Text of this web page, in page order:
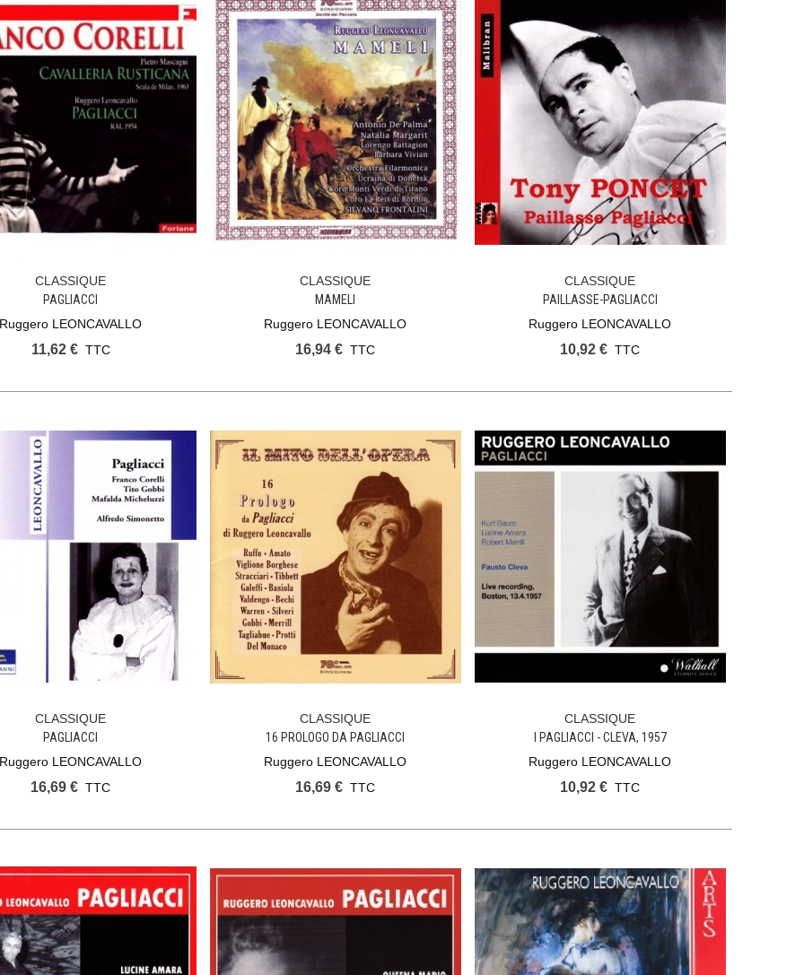
Ajouter Au Panier
CLASSIQUE
PAGLIACCI
Ruggero LEONCAVALLO
11,62 € TTC
Ajouter Au Panier
CLASSIQUE
MAMELI
Ruggero LEONCAVALLO
16,94 € TTC
Ajouter Au Panier
CLASSIQUE
PAILLASSE-PAGLIACCI
Ruggero LEONCAVALLO
10,92 € TTC
Ajouter Au Panier
CLASSIQUE
PAGLIACCI
Ruggero LEONCAVALLO
16,69 € TTC
Ajouter Au Panier
CLASSIQUE
16 PROLOGO DA PAGLIACCI
Ruggero LEONCAVALLO
16,69 € TTC
Ajouter Au Panier
CLASSIQUE
I PAGLIACCI - CLEVA, 1957
Ruggero LEONCAVALLO
10,92 € TTC